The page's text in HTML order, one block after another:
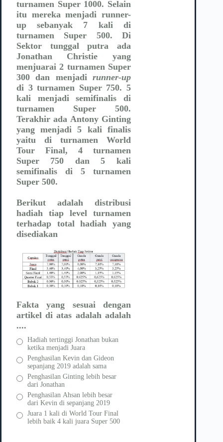
turnamen Super 1000. Selain
itu mereka menjadi runner-
up sebanyak 7 kali di
turnamen Super 500. Di
Sektor tunggal putra ada
Jonathan Christie yang
menjuarai 2 turnamen Super
300 dan menjadi runner-up
di 3 turnamen Super 750. 5
kali menjadi semifinalis di
turnamen Super 500.
Terakhir ada Antony Ginting
yang menjadi 5 kali finalis
yaitu di turnamen World
Tour Final, 4 turnamen
Super 750 dan 5 kali
semifinalis di 5 turnamen
Super 500.
Berikut adalah distribusi
hadiah tiap level turnamen
terhadap total hadiah yang
disediakan
Fakta yang sesuai dengan
artikel di atas adalah adalah
....
Hadiah tertinggi Jonathan bukan
ketika menjadi Juara
Penghasilan Kevin dan Gideon
sepanjang 2019 adalah sama
Penghasilan Ginting lebih besar
dari Jonathan
Penghasilan Ahsan lebih besar
dari Kevin di sepanjang 2019
Juara 1 kali di World Tour Final
lebih baik 4 kali juara Super 500